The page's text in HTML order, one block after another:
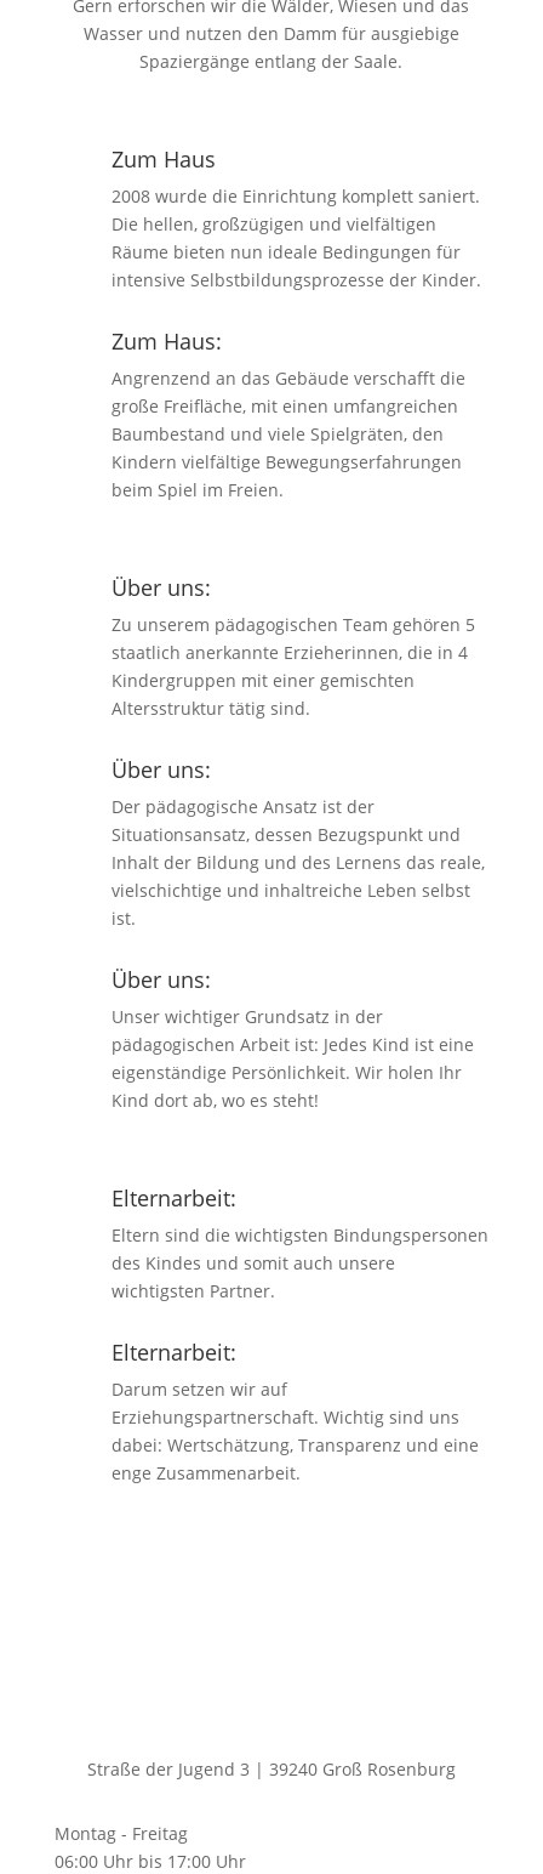
Gern erforschen wir die Wälder, Wiesen und das
Wasser und nutzen den Damm für ausgiebige
Spaziergänge entlang der Saale.
Zum Haus
2008 wurde die Einrichtung komplett saniert.
Die hellen, großzügigen und vielfältigen
Räume bieten nun ideale Bedingungen für
intensive Selbstbildungsprozesse der Kinder.
Zum Haus:
Angrenzend an das Gebäude verschafft die
große Freifläche, mit einen umfangreichen
Baumbestand und viele Spielgräten, den
Kindern vielfältige Bewegungserfahrungen
beim Spiel im Freien.
Über uns:
Zu unserem pädagogischen Team gehören 5
staatlich anerkannte Erzieherinnen, die in 4
Kindergruppen mit einer gemischten
Altersstruktur tätig sind.
Über uns:
Der pädagogische Ansatz ist der
Situationsansatz, dessen Bezugspunkt und
Inhalt der Bildung und des Lernens das reale,
vielschichtige und inhaltreiche Leben selbst
ist.
Über uns:
Unser wichtiger Grundsatz in der
pädagogischen Arbeit ist: Jedes Kind ist eine
eigenständige Persönlichkeit. Wir holen Ihr
Kind dort ab, wo es steht!
Elternarbeit:
Eltern sind die wichtigsten Bindungspersonen
des Kindes und somit auch unsere
wichtigsten Partner.
Elternarbeit:
Darum setzen wir auf
Erziehungspartnerschaft. Wichtig sind uns
dabei: Wertschätzung, Transparenz und eine
enge Zusammenarbeit.
Straße der Jugend 3 | 39240 Groß Rosenburg
Montag - Freitag
06:00 Uhr bis 17:00 Uhr